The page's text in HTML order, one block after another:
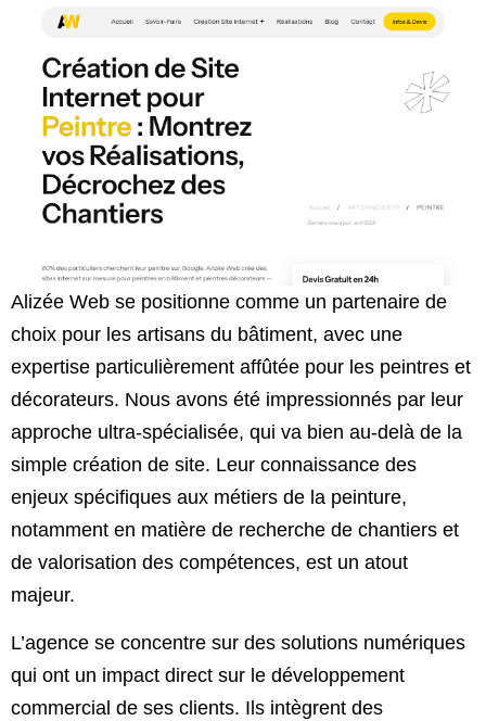
Alizée Web se positionne comme un partenaire de
choix pour les artisans du bâtiment, avec une
expertise particulièrement affûtée pour les peintres et
décorateurs. Nous avons été impressionnés par leur
approche ultra-spécialisée, qui va bien au-delà de la
simple création de site. Leur connaissance des
enjeux spécifiques aux métiers de la peinture,
notamment en matière de recherche de chantiers et
de valorisation des compétences, est un atout
majeur.
L’agence se concentre sur des solutions numériques
qui ont un impact direct sur le développement
commercial de ses clients. Ils intègrent des